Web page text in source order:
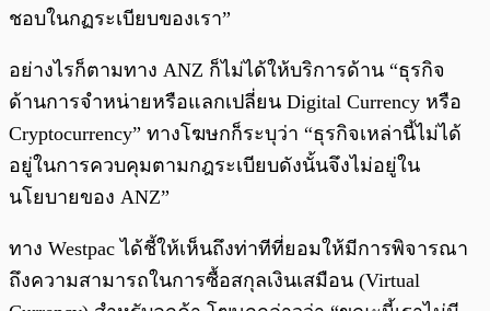
ชอบในกฏระเบียบของเรา”
อย่างไรก็ตามทาง ANZ ก็ไม่ได้ให้บริการด้าน “ธุรกิจ
ด้านการจำหน่ายหรือแลกเปลี่ยน Digital Currency หรือ
Cryptocurrency” ทางโฆษกก็ระบุว่า “ธุรกิจเหล่านี้ไม่ได้
อยู่ในการควบคุมตามกฎระเบียบดังนั้นจึงไม่อยู่ใน
นโยบายของ ANZ”
ทาง Westpac ได้ชี้ให้เห็นถึงท่าทีที่ยอมให้มีการพิจารณา
ถึงความสามารถในการซื้อสกุลเงินเสมือน (Virtual